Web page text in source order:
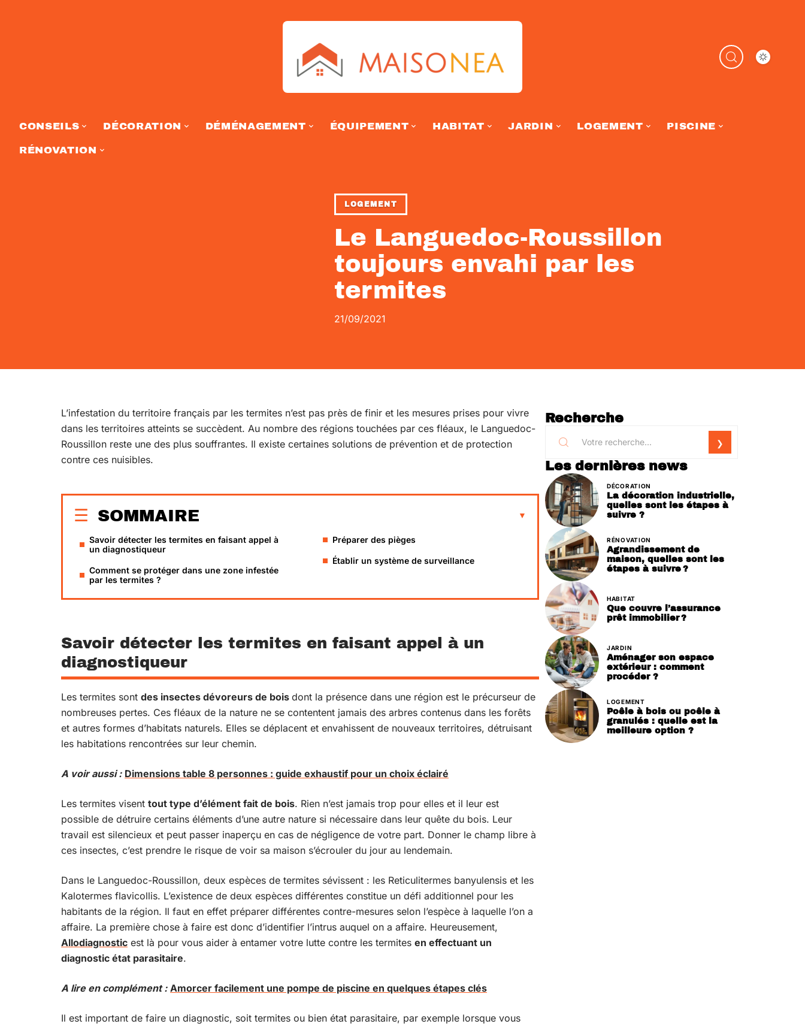
CONSEILS DÉCORATION DÉMÉNAGEMENT ÉQUIPEMENT HABITAT JARDIN LOGEMENT PISCINE
RÉNOVATION
LOGEMENT
Le Languedoc-Roussillon
toujours envahi par les
termites
21/09/2021
L’infestation du territoire français par les termites n’est pas près de finir et les mesures prises pour vivre
dans les territoires atteints se succèdent. Au nombre des régions touchées par ces fléaux, le Languedoc-
Roussillon reste une des plus souffrantes. Il existe certaines solutions de prévention et de protection
contre ces nuisibles.
SOMMAIRE
Savoir détecter les termites en faisant appel à
un diagnostiqueur
Comment se protéger dans une zone infestée
par les termites ?
Préparer des pièges
Établir un système de surveillance
Savoir détecter les termites en faisant appel à un
diagnostiqueur
Les termites sont des insectes dévoreurs de bois dont la présence dans une région est le précurseur de
nombreuses pertes. Ces fléaux de la nature ne se contentent jamais des arbres contenus dans les forêts
et autres formes d’habitats naturels. Elles se déplacent et envahissent de nouveaux territoires, détruisant
les habitations rencontrées sur leur chemin.
A voir aussi : Dimensions table 8 personnes : guide exhaustif pour un choix éclairé
Les termites visent tout type d’élément fait de bois. Rien n’est jamais trop pour elles et il leur est
possible de détruire certains éléments d’une autre nature si nécessaire dans leur quête du bois. Leur
travail est silencieux et peut passer inaperçu en cas de négligence de votre part. Donner le champ libre à
ces insectes, c’est prendre le risque de voir sa maison s’écrouler du jour au lendemain.
Dans le Languedoc-Roussillon, deux espèces de termites sévissent : les Reticulitermes banyulensis et les
Kalotermes flavicollis. L’existence de deux espèces différentes constitue un défi additionnel pour les
habitants de la région. Il faut en effet préparer différentes contre-mesures selon l’espèce à laquelle l’on a
affaire. La première chose à faire est donc d’identifier l’intrus auquel on a affaire. Heureusement,
Allodiagnostic est là pour vous aider à entamer votre lutte contre les termites en effectuant un
diagnostic état parasitaire.
A lire en complément : Amorcer facilement une pompe de piscine en quelques étapes clés
Il est important de faire un diagnostic, soit termites ou bien état parasitaire, par exemple lorsque vous
Recherche
Les dernières news
DÉCORATION
La décoration industrielle,
quelles sont les étapes à
suivre ?
RÉNOVATION
Agrandissement de
maison, quelles sont les
étapes à suivre ?
HABITAT
Que couvre l’assurance
prêt immobilier ?
JARDIN
Aménager son espace
extérieur : comment
procéder ?
LOGEMENT
Poêle à bois ou poêle à
granulés : quelle est la
meilleure option ?